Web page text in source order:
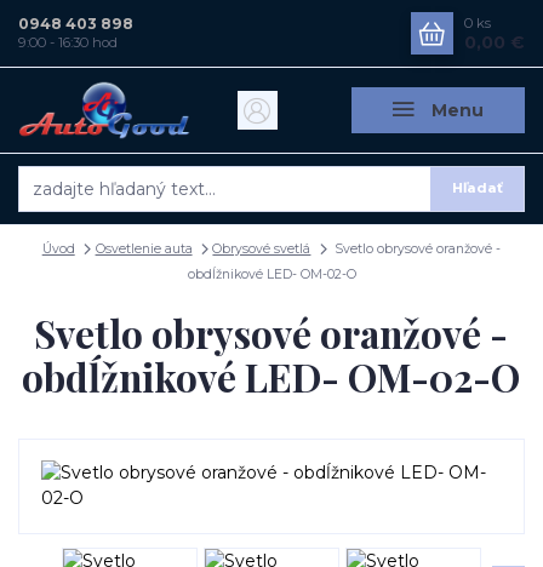
Menu
Hľadať
0948 403 898
9:00 - 16:30 hod
0 ks
0,00 €
Úvod Osvetlenie auta Obrysové svetlá
Svetlo obrysové oranžové -
obdĺžnikové LED- OM-02-O
Svetlo obrysové oranžové -
obdĺžnikové LED- OM-02-O